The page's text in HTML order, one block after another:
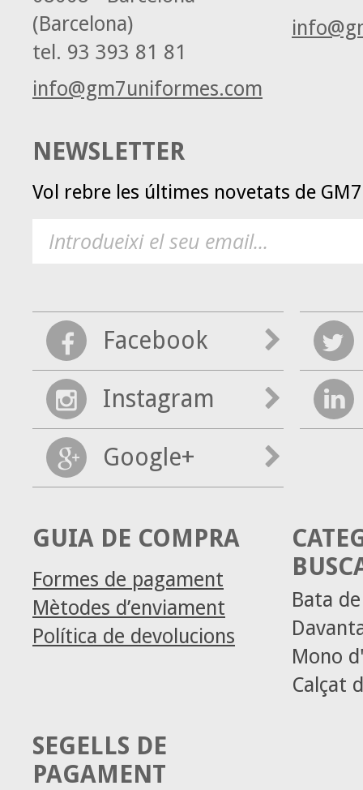
(Barcelona)
tel. 93 393 81 81
info@gm7uniformes.com
NEWSLETTER
Vol rebre les últimes novetats de
Facebook
Instagram
Google+
GUIA DE COMPRA
Formes de pagament
Mètodes d’enviament
Política de devolucions
Bata
Mono
Calçat
SEGELLS DE
PAGAMENT